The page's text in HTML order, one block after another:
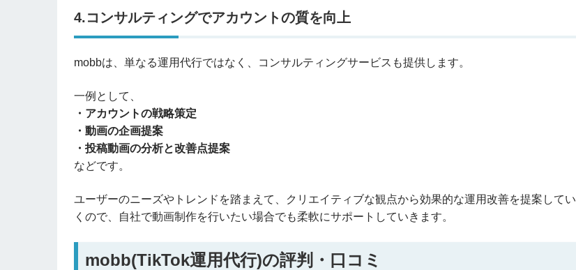
4.コンサルティングでアカウントの質を向上
mobbは、単なる運用代行ではなく、コンサルティングサービスも提供します。
一例として、
・アカウントの戦略策定
・動画の企画提案
・投稿動画の分析と改善点提案
などです。
ユーザーのニーズやトレンドを踏まえて、クリエイティブな観点から効果的な運用改善を提案してい
くので、自社で動画制作を行いたい場合でも柔軟にサポートしていきます。
mobb(TikTok運用代行)の評判・口コミ